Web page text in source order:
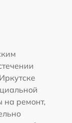
на ремонт,